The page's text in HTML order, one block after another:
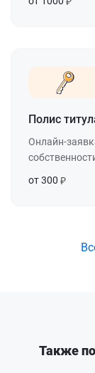
Полис
Онлайн-
от 300
Также